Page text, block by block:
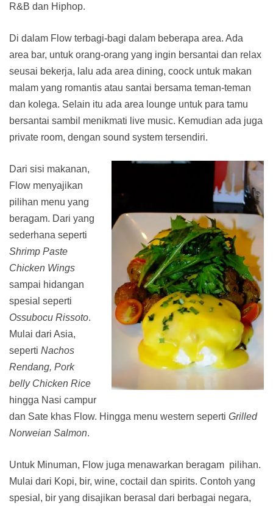
R&B dan Hiphop.
Di dalam Flow terbagi-bagi dalam beberapa area. Ada
area bar, untuk orang-orang yang ingin bersantai dan relax
seusai bekerja, lalu ada area dining, coock untuk makan
malam yang romantis atau santai bersama teman-teman
dan kolega. Selain itu ada area lounge untuk para tamu
bersantai sambil menikmati live music. Kemudian ada juga
private room, dengan sound system tersendiri.
Dari sisi makanan,
Flow menyajikan
pilihan menu yang
beragam. Dari yang
sederhana seperti
Shrimp Paste
Chicken Wings
sampai hidangan
spesial seperti
Ossubocu Rissoto.
Mulai dari Asia,
seperti Nachos
Rendang, Pork
belly Chicken Rice
hingga Nasi campur
dan Sate khas Flow. Hingga menu western seperti Grilled
Norweian Salmon.
Untuk Minuman, Flow juga menawarkan beragam pilihan.
Mulai dari Kopi, bir, wine, coctail dan spirits. Contoh yang
spesial, bir yang disajikan berasal dari berbagai negara,